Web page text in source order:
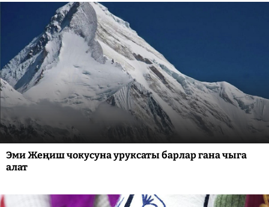
Эми Жеңиш чокусуна уруксаты барлар гана чыга
алат